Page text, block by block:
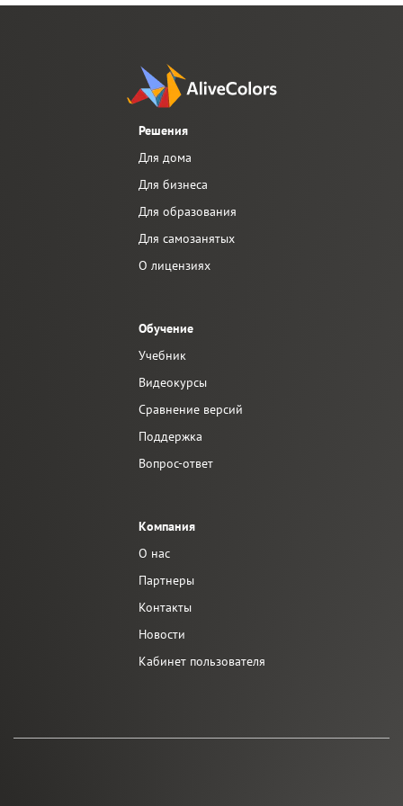
Тонирование фотографии
Изменение цвета глаз
Убираем очки
Подбор помады
Ретушь фотографии
Решения
Для дома
Для бизнеса
Для образования
Для самозанятых
О лицензиях
Обучение
Учебник
Видеокурсы
Сравнение версий
Поддержка
Вопрос-ответ
Компания
О нас
Партнеры
Контакты
Новости
Кабинет пользователя